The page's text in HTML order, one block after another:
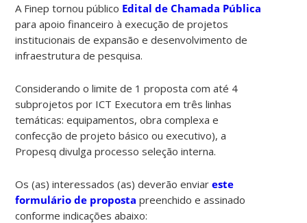
A Finep tornou público Edital de Chamada Pública
para apoio financeiro à execução de projetos
institucionais de expansão e desenvolvimento de
infraestrutura de pesquisa.
Considerando o limite de 1 proposta com até 4
subprojetos por ICT Executora em três linhas
temáticas: equipamentos, obra complexa e
confecção de projeto básico ou executivo), a
Propesq divulga processo seleção interna.
Os (as) interessados (as) deverão enviareste
formulário de proposta preenchido e assinado
conforme indicações abaixo: